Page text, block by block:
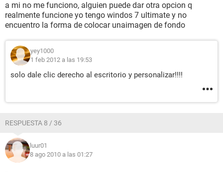
a mi no me funciono, alguien puede dar otra opcion q
realmente funcione yo tengo windos 7 ultimate y no
encuentro la forma de colocar unaimagen de fondo
yey1000
1 feb 2012 a las 19:53
solo dale clic derecho al escritorio y personalizar!!!!
RESPUESTA 8 / 36
luur01
8 ago 2010 a las 01:27